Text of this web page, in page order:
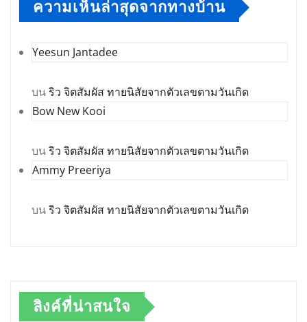
ความเห็นล่าสุดจากทางบ้าน
Yeesun Jantadee
บนริว จิตสัมผัส ทายนิสัยจากตัวเลขตามวันเกิด
Bow New Kooi
บนริว จิตสัมผัส ทายนิสัยจากตัวเลขตามวันเกิด
Ammy Preeriya
บนริว จิตสัมผัส ทายนิสัยจากตัวเลขตามวันเกิด
ลิงค์ที่น่าสนใจ